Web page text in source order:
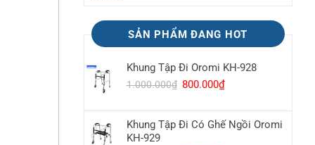
SẢN PHẨM ĐANG HOT
Khung Tập Đi Oromi KH-928
1.000.000₫ Giá
là:
1.000.000₫.
800.000₫Giá
tại
là:
Khung Tập Đi Có Ghế Ngồi Oromi
KH-929